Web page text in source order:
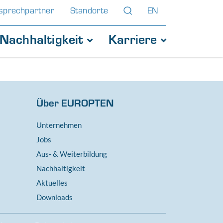
Standorte EN
Nachhaltigkeit Karriere
Über EUROPTEN
Unternehmen
Jobs
Aus- & Weiterbildung
Nachhaltigkeit
Aktuelles
Downloads